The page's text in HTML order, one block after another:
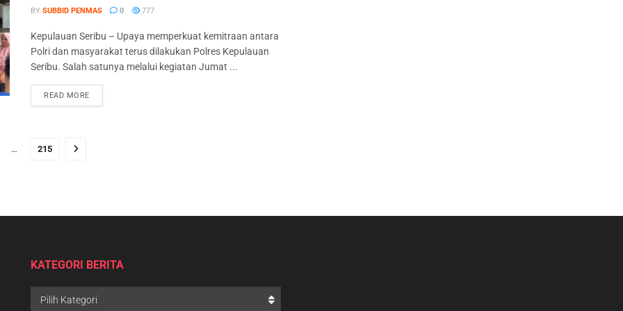
BY SUBBID PENMAS 0 777
Kepulauan Seribu – Upaya memperkuat kemitraan antara
Polri dan masyarakat terus dilakukan Polres Kepulauan
Seribu. Salah satunya melalui kegiatan Jumat ...
READ MORE
… 215
KATEGORI BERITA
Pilih Kategori